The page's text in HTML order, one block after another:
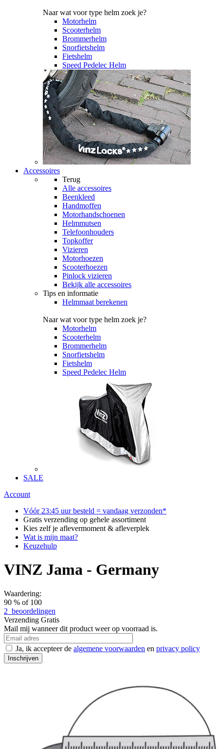
Naar wat voor type helm zoek je?
Motorhelm
Scooterhelm
Brommerhelm
Snorfietshelm
Fietshelm
Speed Pedelec Helm
Accessoires
Terug
Alle accessoires
Beenkleed
Handmoffen
Motorhandschoenen
Helmmutsen
Telefoonhouders
Topkoffer
Vizieren
Motorhoezen
Scooterhoezen
Pinlock vizieren
Bekijk alle accessoires
Tips en informatie
Helmmaat berekenen
Naar wat voor type helm zoek je?
Motorhelm
Scooterhelm
Brommerhelm
Snorfietshelm
Fietshelm
Speed Pedelec Helm
SALE
Account
Vóór 23:45 uur besteld = vandaag verzonden*
Gratis verzending op gehele assortiment
Kies zelf je aflevermoment & afleverplek
Wat is mijn maat?
Keuzehulp
VINZ Jama - Germany
Waardering:
90 % of 100
2 beoordelingen
Verzending Gratis
Mail mij wanneer dit product weer op voorraad is.
Ja, ik accepteer de algemene voorwaarden en privacy policy
Inschrijven